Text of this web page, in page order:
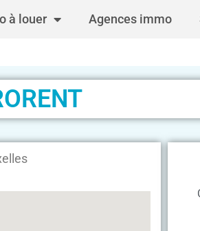
à louer Agences immo